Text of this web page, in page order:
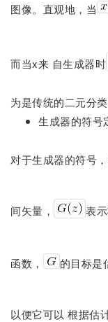
图像。直观地，当
而当x来 自生成器时
为是传统的二元分类
生成器的符号
对于生成器的符号
间矢量， 表
函数， 的目标是
以便它可以 根据估